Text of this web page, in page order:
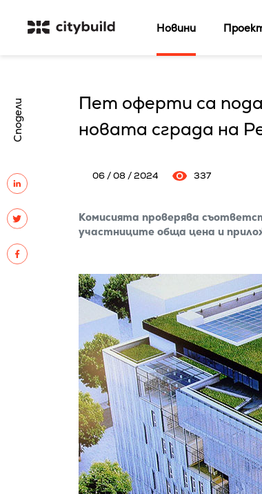
Новини
Сподели
Пет оферти са
новата сграда на
06 / 08 / 2024 337
Комисията проверява
участниците обща цена и